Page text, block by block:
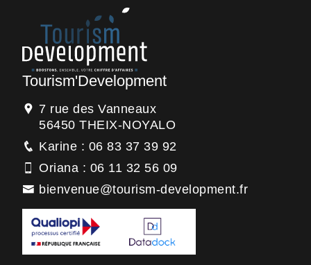
Tourism'Development
7 rue des Vanneaux
56450 THEIX-NOYALO
Karine : 06 83 37 39 92
Oriana : 06 11 32 56 09
bienvenue@tourism-development.fr